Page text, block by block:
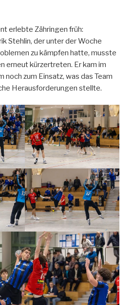
erlebte Zähringen früh:
Stehlin, der unter der Woche
zu kämpfen hatte, musste
erneut kürzertreten. Er kam im
noch zum Einsatz, was das Team
Herausforderungen stellte.